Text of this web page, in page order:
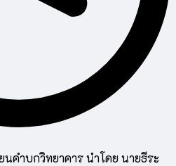
นคำบกวิทยาคาร นำโดย นายธีระ